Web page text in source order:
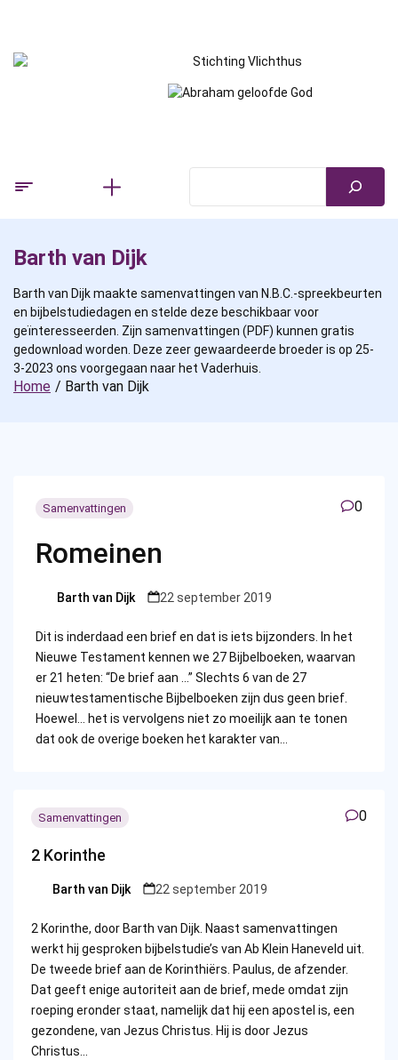
Barth van Dijk
Barth van Dijk maakte samenvattingen van N.B.C.-spreekbeurten
en bijbelstudiedagen en stelde deze beschikbaar voor
geïnteresseerden. Zijn samenvattingen (PDF) kunnen gratis
gedownload worden. Deze zeer gewaardeerde broeder is op 25-
3-2023 ons voorgegaan naar het Vaderhuis.
Home Barth van Dijk
Samenvattingen 0
Romeinen
Posted
Barth van Dijk 22 september 2019
Dit is inderdaad een brief en dat is iets bijzonders. In het
Nieuwe Testament kennen we 27 Bijbelboeken, waarvan
er 21 heten: “De brief aan …” Slechts 6 van de 27
nieuwtestamentische Bijbelboeken zijn dus geen brief.
Hoewel… het is vervolgens niet zo moeilijk aan te tonen
dat ook de overige boeken het karakter van…
Samenvattingen 0
2 Korinthe
Posted
Barth van Dijk 22 september 2019
2 Korinthe, door Barth van Dijk. Naast samenvattingen
werkt hij gesproken bijbelstudie’s van Ab Klein Haneveld uit.
De tweede brief aan de Korinthiërs. Paulus, de afzender.
Dat geeft enige autoriteit aan de brief, mede omdat zijn
roeping eronder staat, namelijk dat hij een apostel is, een
gezondene, van Jezus Christus. Hij is door Jezus
Christus…